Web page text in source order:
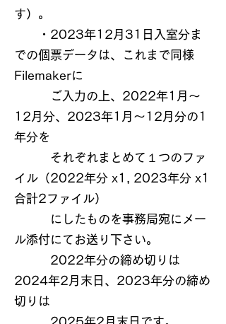
す）。
・2023年12月31日入室分ま
での個票データは、これまで同様
Filemakerに
ご入力の上、2022年1月～
12月分、2023年1月～12月分の1
年分を
それぞれまとめて１つのファ
イル（2022年分 x1, 2023年分 x1
合計2ファイル）
にしたものを事務局宛にメー
ル添付にてお送り下さい。
2022年分の締め切りは
2024年2月末日、2023年分の締め
切りは
2025年2月末日です。